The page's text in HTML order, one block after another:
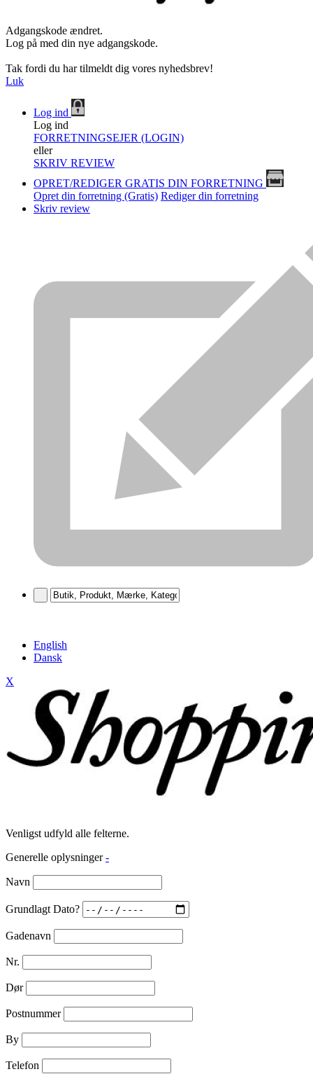
Adgangskode ændret.
Log på med din nye adgangskode.
Tak fordi du har tilmeldt dig vores nyhedsbrev!
Luk
Log ind
Log ind
FORRETNINGSEJER (LOGIN)
eller
SKRIV REVIEW
OPRET/REDIGER GRATIS DIN FORRETNING
Opret din forretning (Gratis) Rediger din forretning
Skriv review
English
Dansk
X
Venligst udfyld alle felterne.
Generelle oplysninger -
Navn
Grundlagt Dato?
Gadenavn
Nr.
Dør
Postnummer
By
Telefon